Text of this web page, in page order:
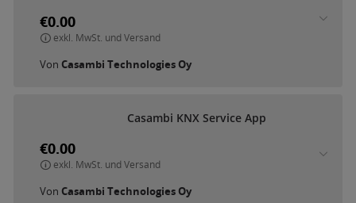
€0.00
exkl. MwSt. und Versand
Von Casambi Technologies Oy
Casambi KNX Service App
€0.00
exkl. MwSt. und Versand
Von Casambi Technologies Oy